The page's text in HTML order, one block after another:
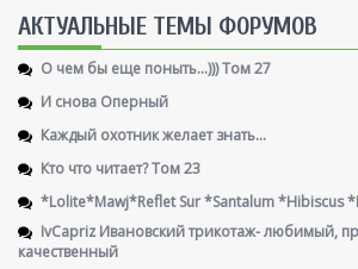
AКТУАЛЬНЫЕ ТЕМЫ ФОРУМОВ
О чем бы еще поныть...))) Том 27
И снова Оперный
Каждый охотник желает знать...
Кто что читает? Том 23
*Lolite*Mawj*Reflet Sur *Santalum *Hibiscus
IvCapriz Ивановский трикотаж- любимый,
качественный